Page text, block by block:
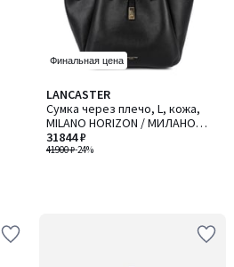
Финальная цена
LANCASTER
Сумка через плечо, L, кожа,
MILANO HORIZON / МИЛАНО
ХОРАЙЗОН
41900 ₽-24%
31844 ₽